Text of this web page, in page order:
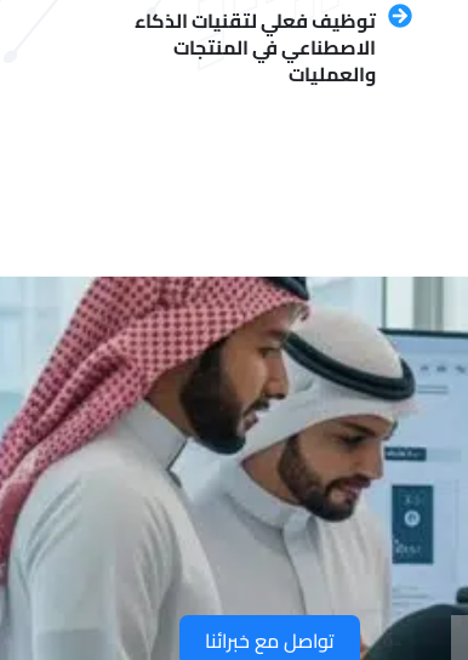
توظيف فعلي لتقنيات الذكاء
الاصطناعي في المنتجات
والعمليات
تواصل مع خبرائنا